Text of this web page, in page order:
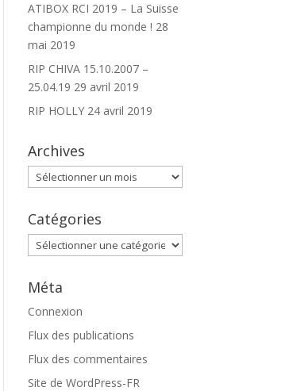
ATIBOX RCI 2019 – La Suisse
championne du monde ! 28
mai 2019
RIP CHIVA 15.10.2007 –
25.04.19 29 avril 2019
RIP HOLLY 24 avril 2019
Archives
Archives
Catégories
Catégories
Méta
Connexion
Flux des publications
Flux des commentaires
Site de WordPress-FR